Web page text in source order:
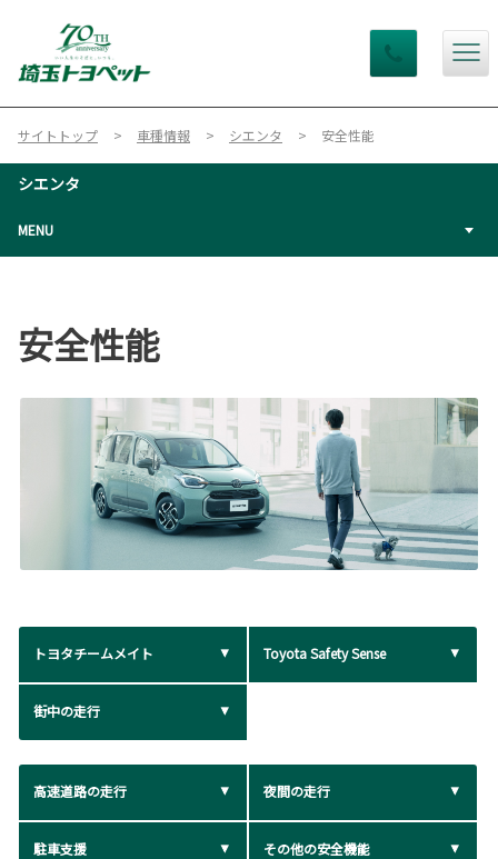
サイトトップ 車種情報 シエンタ 安全性能
シエンタ
MENU
安全性能
トヨタチームメイト Toyota Safety Sense
街中の走行
高速道路の走行 夜間の走行
駐車支援 その他の安全機能